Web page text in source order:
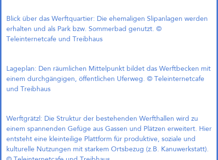
München (Objektplanung)
Zukunftsquartier Piek 17,
Bremen (1. Preis)
1. Preis und Beauftragung in
Bremen!
Gemeinsam mit Treibhaus
Landschaftsarchitekten freuen wir
Blick über das Werftquartier: Die ehemaligen Slipanlagen werden
erhalten und als Park bzw. Sommerbad genutzt. ©
Teleinternetcafe und Treibhaus
Lageplan: Den räumlichen Mittelpunkt bildet das Werftbecken mit
einem durchgängigen, öffentlichen Uferweg. © Teleinternetcafe
und Treibhaus
Werftgrätzl: Die Struktur der bestehenden Werfthallen wird zu
einem spannenden Gefüge aus Gassen und Plätzen erweitert. Hier
entsteht eine kleinteilige Plattform für produktive, soziale und
kulturelle Nutzungen mit starkem Ortsbezug (z.B. Kanuwerkstatt).